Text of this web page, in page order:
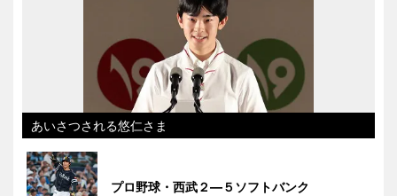
あいさつされる悠仁さま
プロ野球・西武２―５ソフトバンク